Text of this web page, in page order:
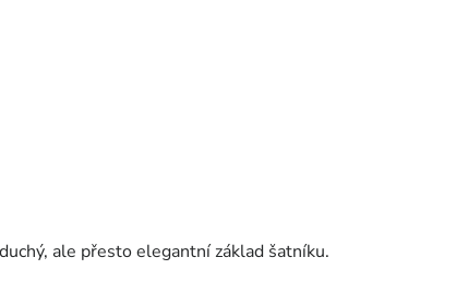
ale přesto elegantní základ šatníku.